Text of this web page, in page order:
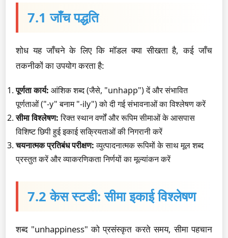
7.1 जाँच पद्धति
शोध यह जाँचने के लिए कि मॉडल क्या सीखता है, कई जाँच
तकनीकों का उपयोग करता है:
पूर्णता कार्य: आंशिक शब्द (जैसे, "unhapp") दें और संभावित
पूर्णताओं ("-y" बनाम "-ily") को दी गई संभावनाओं का विश्लेषण करें
सीमा विश्लेषण:रिक्त स्थान वर्णों और रूपिम सीमाओं के आसपास
विशिष्ट छिपी हुई इकाई सक्रियताओं की निगरानी करें
चयनात्मक प्रतिबंध परीक्षण:व्युत्पादनात्मक रूपिमों के साथ मूल शब्द
प्रस्तुत करें और व्याकरणिकता निर्णयों का मूल्यांकन करें
7.2 केस स्टडी: सीमा इकाई विश्लेषण
शब्द "unhappiness" को प्रसंस्कृत करते समय, सीमा पहचान